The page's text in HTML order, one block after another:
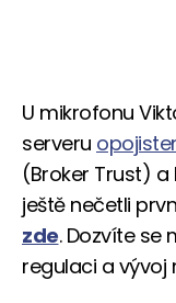
U mikrofonu
serveru
(Broker Trust) a
ještě nečetli
zde. Dozvíte se
regulaci a vývoj